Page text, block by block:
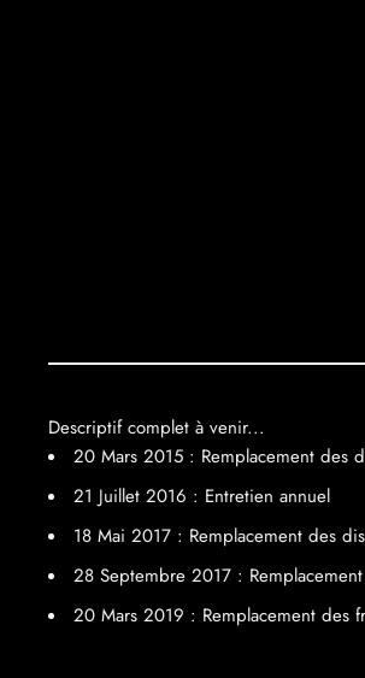
Descriptif complet à venir...
20 Mars 2015 : Remplacement des
21 Juillet 2016 : Entretien annuel
18 Mai 2017 : Remplacement des
28 Septembre 2017 :
20 Mars 2019 : Remplacement des